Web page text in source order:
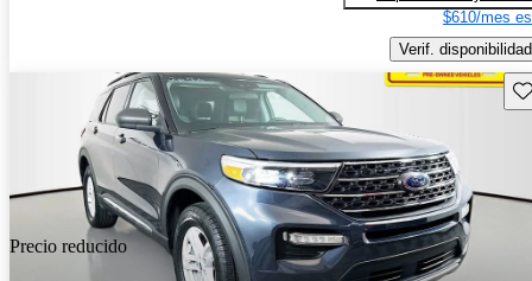
$610/mes
Verif. disponibilidad
Precio reducido